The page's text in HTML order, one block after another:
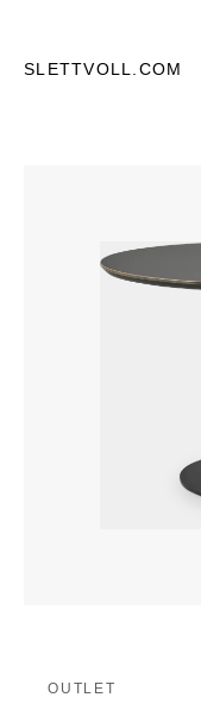
SLETTVOLL.COM
OUTLET